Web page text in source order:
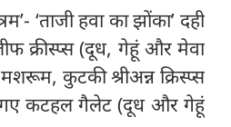
‘ताजी हवा का झोंका’ दही
क्रीस्प्स (दूध, गेहूं और मेवा
कुटकी श्रीअन्न क्रिस्प्स
गए कटहल गैलेट (दूध और गेहूं